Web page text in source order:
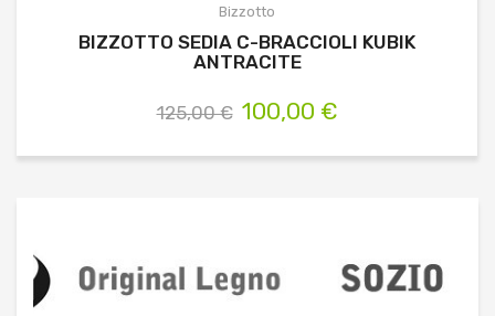
Bizzotto
BIZZOTTO SEDIA C-BRACCIOLI KUBIK
ANTRACITE
125,00 € 100,00 €